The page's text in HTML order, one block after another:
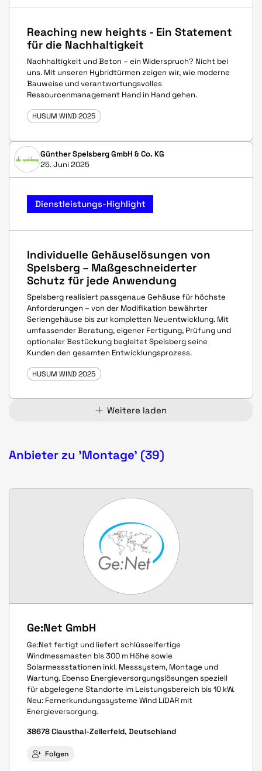
Reaching new heights - Ein Statement
für die Nachhaltigkeit
Nachhaltigkeit und Beton – ein Widerspruch? Nicht bei
uns. Mit unseren Hybridtürmen zeigen wir, wie moderne
Bauweise und verantwortungsvolles
Ressourcenmanagement Hand in Hand gehen.
HUSUM WIND 2025
Günther Spelsberg GmbH & Co. KG
25. Juni 2025
Dienstleistungs-Highlight
Individuelle Gehäuselösungen von
Spelsberg – Maßgeschneiderter
Schutz für jede Anwendung
Spelsberg realisiert passgenaue Gehäuse für höchste
Anforderungen – von der Modifikation bewährter
Seriengehäuse bis zur kompletten Neuentwicklung. Mit
umfassender Beratung, eigener Fertigung, Prüfung und
optionaler Bestückung begleitet Spelsberg seine
Kunden den gesamten Entwicklungsprozess.
HUSUM WIND 2025
Weitere laden
Anbieter zu 'Montage' (39)
Ge:Net GmbH
Ge:Net fertigt und liefert schlüsselfertige
Windmessmasten bis 300 m Höhe sowie
Solarmessstationen inkl. Messsystem, Montage und
Wartung. Ebenso Energieversorgungslösungen speziell
für abgelegene Standorte im Leistungsbereich bis 10 kW.
Neu: Fernerkundungssysteme Wind LiDAR mit
Energieversorgung.
38678 Clausthal-Zellerfeld, Deutschland
Folgen